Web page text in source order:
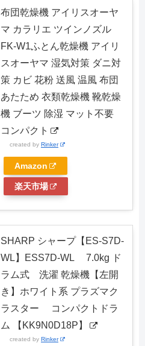
布団乾燥機 アイリスオーヤ
マ カラリエ ツインノズル
FK-W1ふとん乾燥機 アイリ
スオーヤマ 湿気対策 ダニ対
策 カビ 花粉 送風 温風 布団
あたため 衣類乾燥機 靴乾燥
機 ブーツ 除湿 マット不要
コンパクト
created by Rinker
Amazon
楽天市場
SHARP シャープ【ES-S7D-
WL】ESS7D-WL 7.0kg ド
ラム式 洗濯 乾燥機【左開
き】ホワイト系 プラズマク
ラスター コンパクトドラ
ム 【KK9N0D18P】
created by Rinker